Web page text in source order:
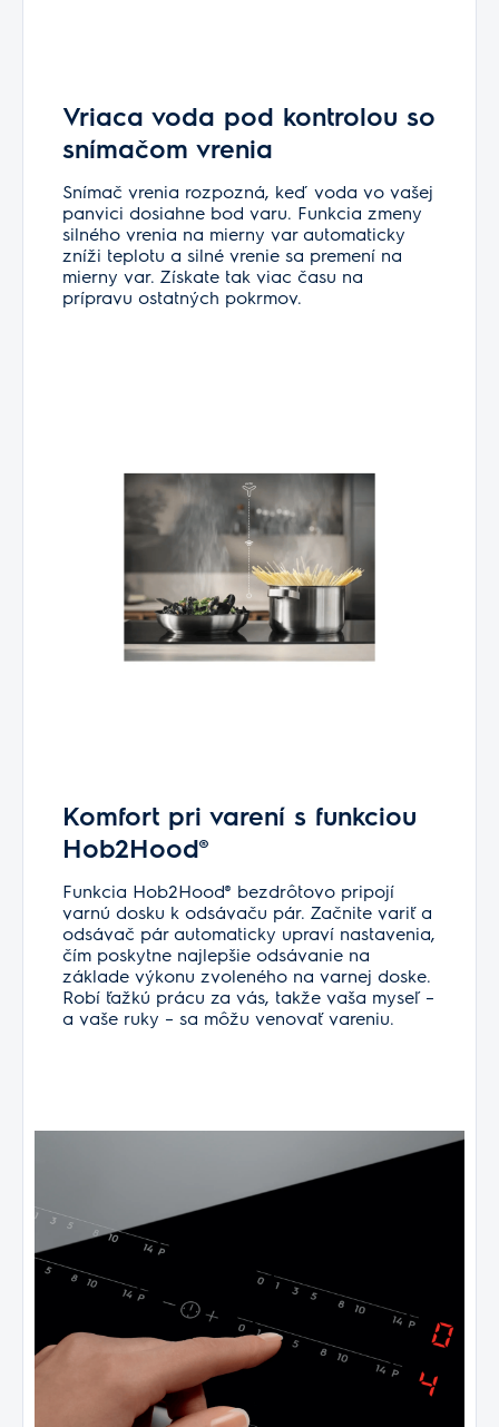
Vriaca voda pod kontrolou so
snímačom vrenia
Snímač vrenia rozpozná, keď voda vo vašej
panvici dosiahne bod varu. Funkcia zmeny
silného vrenia na mierny var automaticky
zníži teplotu a silné vrenie sa premení na
mierny var. Získate tak viac času na
prípravu ostatných pokrmov.
Komfort pri varení s funkciou
Hob2Hood®
Funkcia Hob2Hood® bezdrôtovo pripojí
varnú dosku k odsávaču pár. Začnite variť a
odsávač pár automaticky upraví nastavenia,
čím poskytne najlepšie odsávanie na
základe výkonu zvoleného na varnej doske.
Robí ťažkú prácu za vás, takže vaša myseľ –
a vaše ruky – sa môžu venovať vareniu.